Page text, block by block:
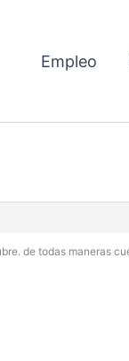
Empleo
de todas maneras